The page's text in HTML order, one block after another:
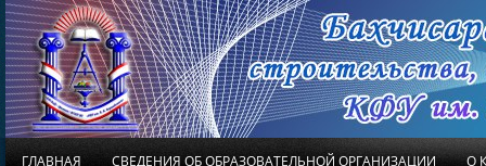
ГЛАВНАЯ СВЕДЕНИЯ ОБ ОБРАЗОВАТЕЛЬНОЙ ОРГАНИЗАЦИИ О